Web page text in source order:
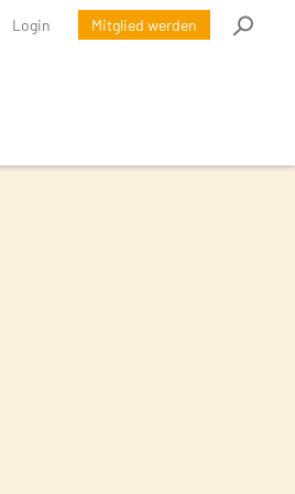
Login Mitglied werden